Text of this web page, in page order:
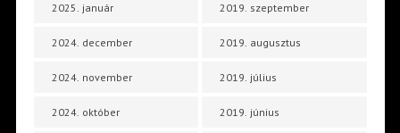
2025. január
2024. december
2024. november
2024. október
2019. szeptember
2019. augusztus
2019. július
2019. június